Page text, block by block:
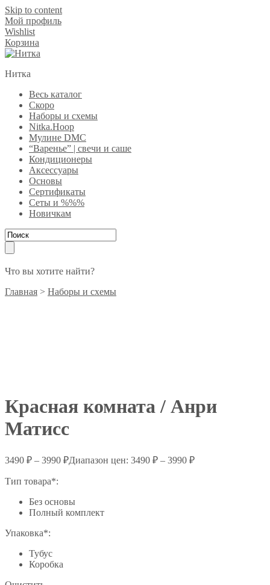
Skip to content
Мой профиль
Wishlist
Корзина
Нитка
Весь каталог
Скоро
Наборы и схемы
Nitka.Hoop
Мулине DMC
“Варенье” | свечи и саше
Кондиционеры
Аксессуары
Основы
Сертификаты
Сеты и %%%
Новичкам
Что вы хотите найти?
Главная > Наборы и схемы
Красная комната / Анри
Матисс
3490 ₽ – 3990 ₽Диапазон цен: 3490 ₽ – 3990 ₽
Тип товара*:
Без основы
Полный комплект
Упаковка*:
Тубус
Коробка